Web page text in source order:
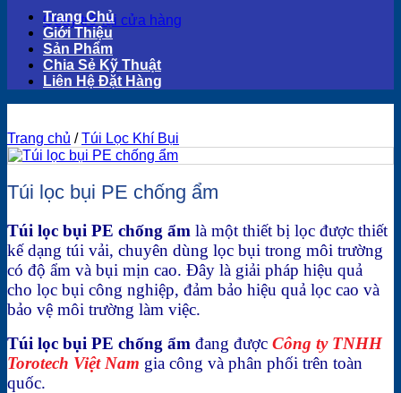
Quay trở lại cửa hàng
Trang Chủ
Giới Thiệu
Sản Phẩm
Chia Sẻ Kỹ Thuật
Liên Hệ Đặt Hàng
Trang chủ / Túi Lọc Khí Bụi
Túi lọc bụi PE chống ẩm
Túi lọc bụi PE chống ẩm là một thiết bị lọc được thiết
kế dạng túi vải, chuyên dùng lọc bụi trong môi trường
có độ ẩm và bụi mịn cao. Đây là giải pháp hiệu quả
cho lọc bụi công nghiệp, đảm bảo hiệu quả lọc cao và
bảo vệ môi trường làm việc.
Túi lọc bụi PE chống ẩm đang được Công ty TNHH
Torotech Việt Nam gia công và phân phối trên toàn
quốc.